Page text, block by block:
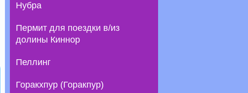
Нубра
Пермит для поездки в/из
долины Киннор
Пеллинг
Горакхпур (Горакпур)